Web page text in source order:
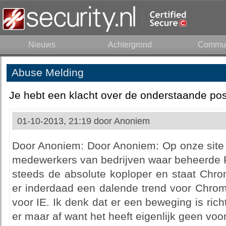
Nieuws Achtergrond
Abuse Melding
Je hebt een klacht over de onderstaande
01-10-2013, 21:19 door Anoniem
Door Anoniem: Door Anoniem: Op onze
medewerkers van bedrijven waar
steeds de absolute koploper en staat
er inderdaad een dalende trend voor
voor IE. Ik denk dat er een beweging is
er maar af want het heeft eigenlijk geen